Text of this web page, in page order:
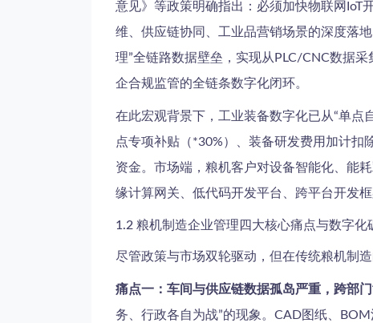
意见》等政策明确指出：必须加快物联网IoT
维、供应链协同、工业品营销场景的深度落
理”全链路数据壁垒，实现从PLC/CNC数据
企合规监管的全链条数字化闭环。
在此宏观背景下，工业装备数字化已从“单点
点专项补贴（*30%）、装备研发费用加计
资金。市场端，粮机客户对设备智能化、能
缘计算网关、低代码开发平台、跨平台开发
1.2 粮机制造企业管理四大核心痛点与数字化
尽管政策与市场双轮驱动，但在传统粮机制
痛点一：车间与供应链数据孤岛严重，跨部
务、行政各自为战”的现象。CAD图纸、